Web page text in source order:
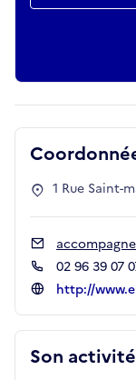
Son activité
1 Rue Saint-
02 96 39 07
http://